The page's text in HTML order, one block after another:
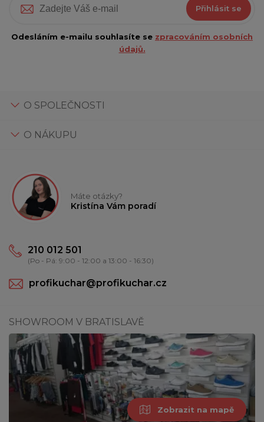
Přihlásit se
Odesláním e-mailu souhlasíte se zpracováním osobních
údajů.
O SPOLEČNOSTI
O NÁKUPU
Máte otázky?
Kristína Vám poradí
210 012 501
(Po - Pá: 9:00 - 12:00 a 13:00 - 16:30)
profikuchar@profikuchar.cz
SHOWROOM V BRATISLAVĚ
Zobrazit na mapě